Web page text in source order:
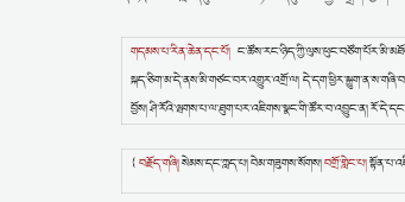
གདམས་པ་རིན་ཆེན་དང་པོ།
སྐད་ཅིག་མ་དེ་ནས་མི་གཙང་བར་འགྱུར་འགྲོ་ལ།
བྱོས། ཤི་རོའི་ལྤགས་པ་ལ་ཐུག་པར་འཇིགས་སྣང་གི་ཚོར་བ་འབྱུང་ན།
{ བརྗོད་གཞི།སེམས་དང་ཀླད་པ། བེམ་གཟུགས་སོགས།བགྲོ་གླེང་པ།